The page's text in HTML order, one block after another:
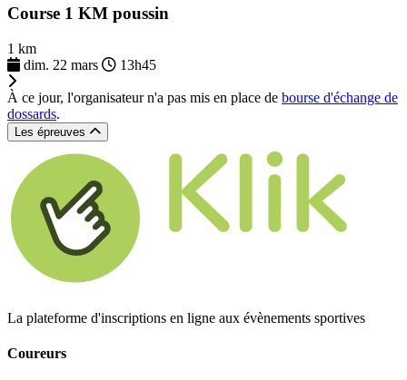
Course 1 KM poussin
1 km
dim. 22 mars
13h45
À ce jour, l'organisateur n'a pas mis en place de bourse d'échange de
dossards.
Les épreuves
La plateforme d'inscriptions en ligne aux évènements sportives
Coureurs